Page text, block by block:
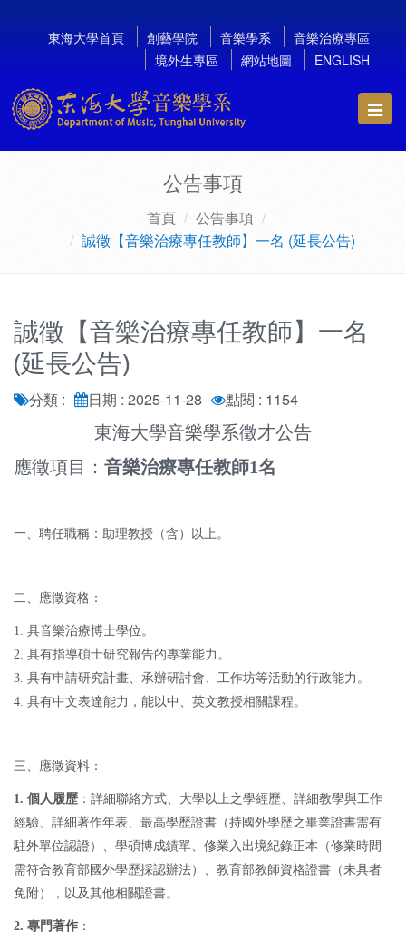
東海大學首頁 創藝學院 音樂學系
音樂治療專區
境外生專區
網站地圖 ENGLISH
公告事項
首頁
公告事項
誠徵【音樂治療專任教師】一名 (延長公告)
誠徵【音樂治療專任教師】一名
(延長公告)
分類 : 日期 : 2025-11-28 點閱 : 1154
東海大學音樂學系徵才公告
應徵項目： 音樂治療專任教師1名
一、聘任職稱：助理教授（含）以上。
二、應徵資格：
1. 具音樂治療博士學位。
2. 具有指導碩士研究報告的專業能力。
3. 具有申請研究計畫、承辦研討會、工作坊等活動的行政能力。
4. 具有中文表達能力，能以中、英文教授相關課程。
三、應徵資料：
1. 個人履歷 ：詳細聯絡方式、大學以上之學經歷、詳細教學與工作
經驗、詳細著作年表、最高學歷證書（持國外學歷之畢業證書需有
駐外單位認證）、學碩博成績單、修業入出境紀錄正本（修業時間
需符合教育部國外學歷採認辦法）、教育部教師資格證書（未具者
免附），以及其他相關證書。
2. 專門著作 ：